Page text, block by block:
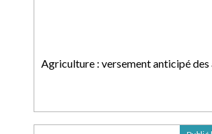
Agriculture : versement anticipé des